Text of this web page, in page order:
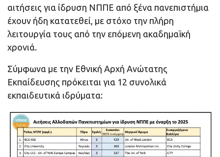
αιτήσεις για ίδρυση ΝΠΠΕ από ξένα πανεπιστήμια
έχουν ήδη κατατεθεί, με στόχο την πλήρη
λειτουργία τους από την επόμενη ακαδημαϊκή
χρονιά.
Σύμφωνα με την Εθνική Αρχή Ανώτατης
Εκπαίδευσης πρόκειται για 12 συνολικά
εκπαιδευτικά ιδρύματα: